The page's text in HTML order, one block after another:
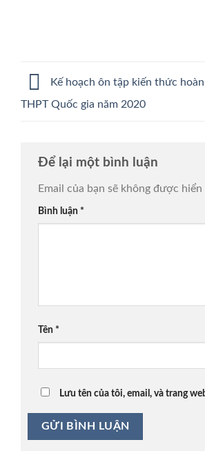
Kế hoạch ôn tập kiến thức
THPT Quốc gia năm 2020
Để lại một bình luận
Email của bạn sẽ không được
Bình luận *
Tên *
Lưu tên của tôi, email, và trang